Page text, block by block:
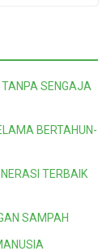
SENGAJA
BERTAHUN-
TERBAIK
SAMPAH